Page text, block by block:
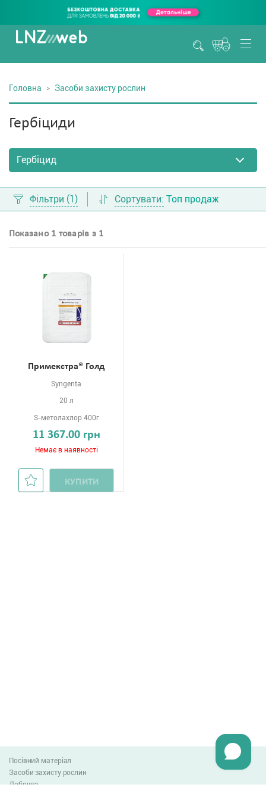
Головна Засоби захисту рослин
Гербіциди
Фільтри (1) Сортувати: Топ продаж
Показано 1 товарів з 1
Примекстра® Голд
Syngenta
20 л
S-метолахлор 400г
11 367.00 грн
Немає в наявності
КУПИТИ
Посівний матеріал
Засоби захисту рослин
Добрива